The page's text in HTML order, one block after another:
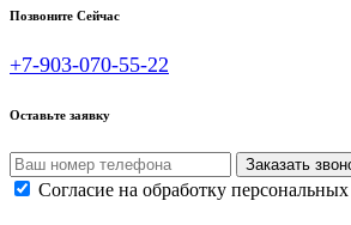
Позвоните Сейчас
+7-903-070-55-22
Оставьте заявку
Согласие на обработку